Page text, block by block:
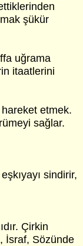
şükür
uğrama
itaatlerini
etmek.
sağlar.
sindirir,
Çirkin
İsraf, Sözünde